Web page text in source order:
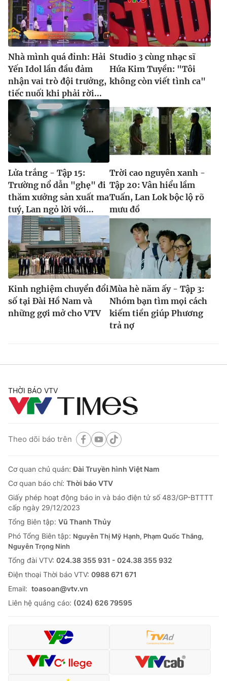
Nhà mình quá đỉnh: Hải
Yến Idol lần đầu đảm
nhận vai trò đội trưởng,
tiếc nuối khi phải rời...
Studio 3 cùng nhạc sĩ
Hứa Kim Tuyền: "Tôi
không còn viết tình ca"
Lửa trắng - Tập 15:
Trường nổ dẫn "ghẹ" đi
thăm xưởng sản xuất ma
tuý, Lan ngỏ lời với...
Trời cao nguyên xanh -
Tập 20: Vân hiểu lầm
Tuấn, Lan Lok bộc lộ rõ
mưu đồ
Kinh nghiệm chuyển đổi
số tại Đài Hồ Nam và
những gợi mở cho VTV
Mùa hè năm ấy - Tập 3:
Nhóm bạn tìm mọi cách
kiếm tiền giúp Phương
trả nợ
THỜI BÁO VTV
Theo dõi báo trên
Cơ quan chủ quản:Đài Truyền hình Việt Nam
Cơ quan báo chí: Thời báo VTV
Giấy phép hoạt động báo in và báo điện tử số 483/GP-BTTTT
cấp ngày 29/12/2023
Tổng Biên tập: Vũ Thanh Thủy
Phó Tổng Biên tập: Nguyễn Thị Mỹ Hạnh, Phạm Quốc Thắng,
Nguyễn Trọng Ninh
Tổng đài VTV: 024.38 355 931 - 024.38 355 932
Ðiện thoại Thời báo VTV: 0988 671 671
Email: toasoan@vtv.vn
Liên hệ quảng cáo: (024) 626 79595